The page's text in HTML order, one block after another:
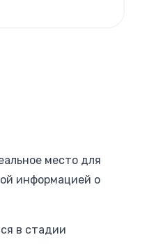
место для
информацией о
в стадии